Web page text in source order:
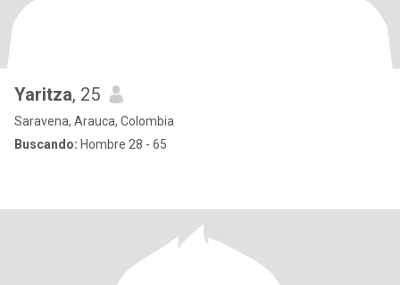
Yaritza, 25
Saravena, Arauca, Colombia
Buscando: Hombre 28 - 65